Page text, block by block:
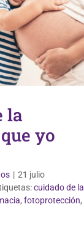
la
yo
| 21 julio
cuidado de la
, fotoprotección,